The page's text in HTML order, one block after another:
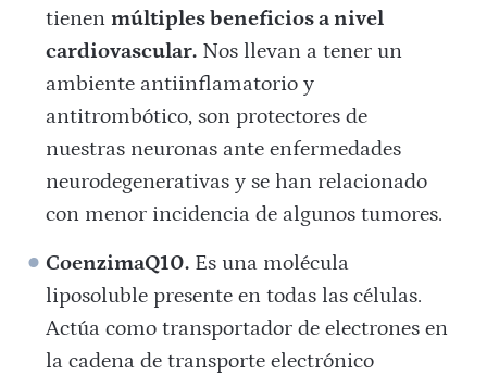
tienen múltiples beneficios a nivel
cardiovascular. Nos llevan a tener un
ambiente antiinflamatorio y
antitrombótico, son protectores de
nuestras neuronas ante enfermedades
neurodegenerativas y se han relacionado
con menor incidencia de algunos tumores.
CoenzimaQ10. Es una molécula
liposoluble presente en todas las células.
Actúa como transportador de electrones en
la cadena de transporte electrónico